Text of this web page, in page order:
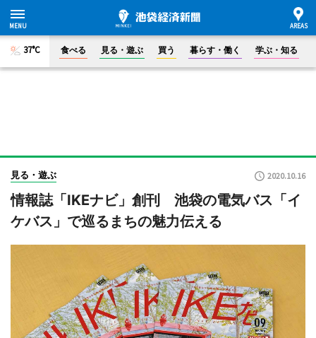
37°C 食べる 見る・遊ぶ 買う 暮らす・働く 学ぶ・知る
見る・遊ぶ 2020.10.16
情報誌「IKEナビ」創刊 池袋の電気バス「イ
ケバス」で巡るまちの魅力伝える